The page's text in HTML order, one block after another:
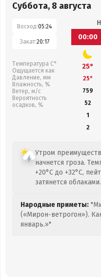
Суббота, 8 августа
Восход:05:24
Закат:20:17
Температура С°
Ощущается как
Давление, мм
Влажность, %
Ветер, м/с
Вероятность
осадков, %
00:00
25°
25°
759
52
1
2
Утром
начнется гроза.
+20°C до +32°C,
затянется облаками.
Народные приметы:
(«Мирон-ветрогон»).
январь.»"